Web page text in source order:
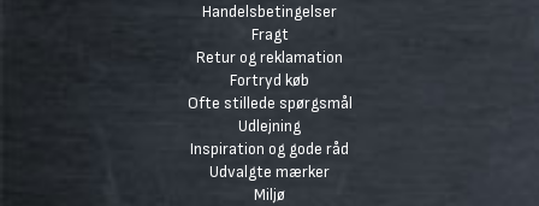
Handelsbetingelser
Fragt
Retur og reklamation
Fortryd køb
Ofte stillede spørgsmål
Udlejning
Inspiration og gode råd
Udvalgte mærker
Miljø